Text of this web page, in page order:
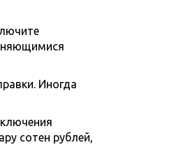
Иногда
сотен рублей,